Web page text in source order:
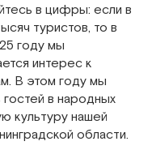
в цифры: если в
туристов, то в
году мы
интерес к
В этом году мы
в народных
культуру нашей
области.